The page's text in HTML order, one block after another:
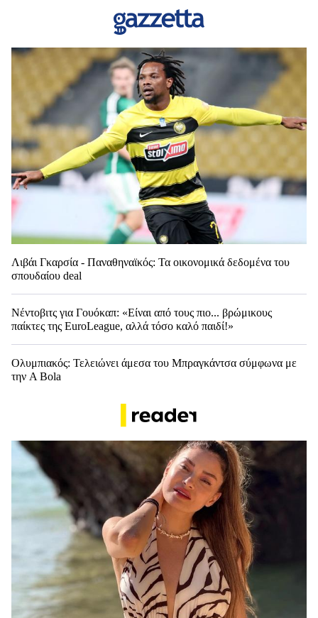
Λιβάι Γκαρσία - Παναθηναϊκός: Τα οικονομικά δεδομένα του
σπουδαίου deal
Νέντοβιτς για Γουόκαπ: «Είναι από τους πιο... βρώμικους
παίκτες της EuroLeague, αλλά τόσο καλό παιδί!»
Ολυμπιακός: Τελειώνει άμεσα του Μπραγκάντσα σύμφωνα με
την A Bola